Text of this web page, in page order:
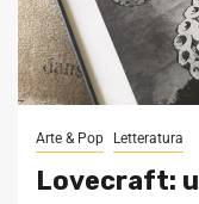
Arte & Pop Letteratura
Lovecraft: